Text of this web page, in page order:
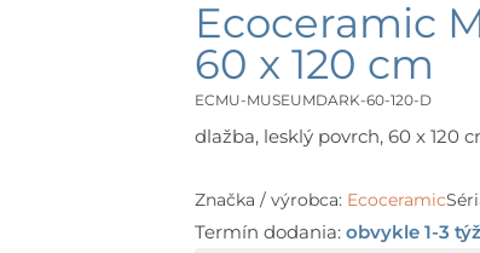
Ecoceramic
60 x 120 cm
ECMU-MUSEUMDARK-60-120-D
dlažba, lesklý povrch, 60 x 120
Značka / výrobca: Ecoceramic
Termín dodania: obvykle 1-3